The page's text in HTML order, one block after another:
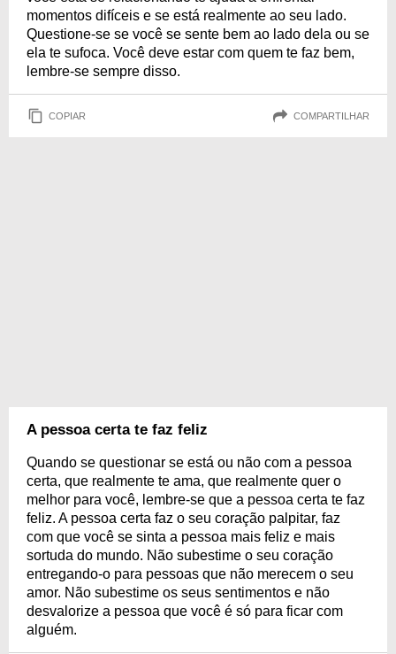
momentos difíceis e se está realmente ao seu lado.
Questione-se se você se sente bem ao lado dela ou se
ela te sufoca. Você deve estar com quem te faz bem,
lembre-se sempre disso.
COPIAR COMPARTILHAR
A pessoa certa te faz feliz
Quando se questionar se está ou não com a pessoa
certa, que realmente te ama, que realmente quer o
melhor para você, lembre-se que a pessoa certa te faz
feliz. A pessoa certa faz o seu coração palpitar, faz
com que você se sinta a pessoa mais feliz e mais
sortuda do mundo. Não subestime o seu coração
entregando-o para pessoas que não merecem o seu
amor. Não subestime os seus sentimentos e não
desvalorize a pessoa que você é só para ficar com
alguém.